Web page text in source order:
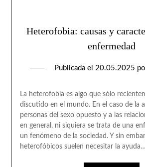
Heterofobia: causas y
enfermedad
Publicada el 20.05.2025
La heterofobia es algo que sólo
discutido en el mundo. En el caso de la
personas del sexo opuesto y a las
en general, ni siquiera se trata de una
un fenómeno de la sociedad. Y sin
heterofóbicos suelen necesitar la ayuda…